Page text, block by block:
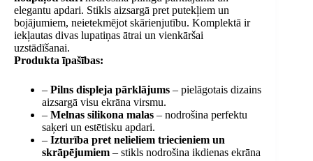
elegantu apdari. Stikls aizsargā pret putekļiem un
bojājumiem, neietekmējot skārienjutību. Komplektā ir
iekļautas divas lupatiņas ātrai un vienkāršai
uzstādīšanai.
Produkta īpašības:
– Pilns displeja pārklājums – pielāgotais dizains
aizsargā visu ekrāna virsmu.
– Melnas silikona malas – nodrošina perfektu
saķeri un estētisku apdari.
– Izturība pret nelieliem triecieniem un
skrāpējumiem – stikls nodrošina ikdienas ekrāna